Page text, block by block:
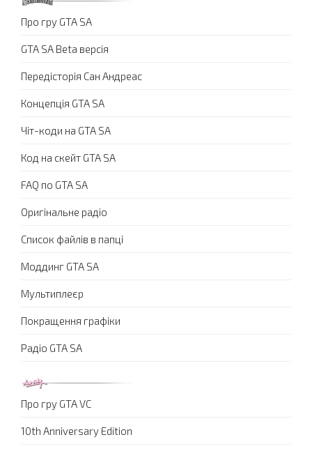
Про гру GTA SA
GTA SA Beta версія
Передісторія Сан Андреас
Концепція GTA SA
Чіт-коди на GTA SA
Код на скейт GTA SA
FAQ по GTA SA
Оригінальне радіо
Список файлів в папці
Моддинг GTA SA
Мультиплеєр
Покращення графіки
Радіо GTA SA
Про гру GTA VC
10th Anniversary Edition